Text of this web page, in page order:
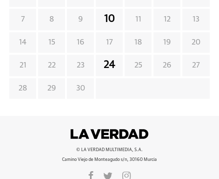
7 8 9 10 11 12 13
14 15 16 17 18 19 20
21 22 23 24 25 26 27
28 29 30
© LA VERDAD MULTIMEDIA, S.A.
Camino Viejo de Monteagudo s/n, 30160 Murcia